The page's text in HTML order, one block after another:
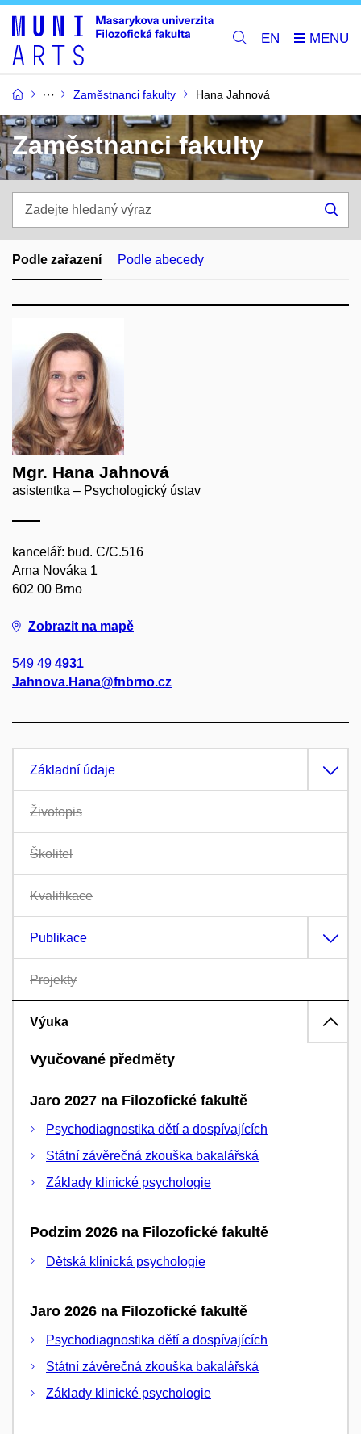
EN
Zaměstnanci fakulty Hana Jahnová
Zaměstnanci fakulty
hledaný
výraz
Podle zařazení Podle abecedy
Mgr. Hana Jahnová
asistentka – Psychologický ústav
kancelář: bud. C/C.516
Arna Nováka 1
602 00 Brno
Zobrazit na mapě
549 49 4931
Jahnova.Hana@fnbrno.cz
Základní údaje
Životopis
Školitel
Kvalifikace
Publikace
Projekty
Výuka
Vyučované předměty
Jaro 2027 na Filozofické fakultě
Psychodiagnostika dětí a dospívajících
Státní závěrečná zkouška bakalářská
Základy klinické psychologie
Podzim 2026 na Filozofické fakultě
Dětská klinická psychologie
Jaro 2026 na Filozofické fakultě
Psychodiagnostika dětí a dospívajících
Státní závěrečná zkouška bakalářská
Základy klinické psychologie